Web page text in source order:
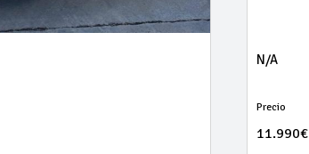
N/A
Precio
11.990€